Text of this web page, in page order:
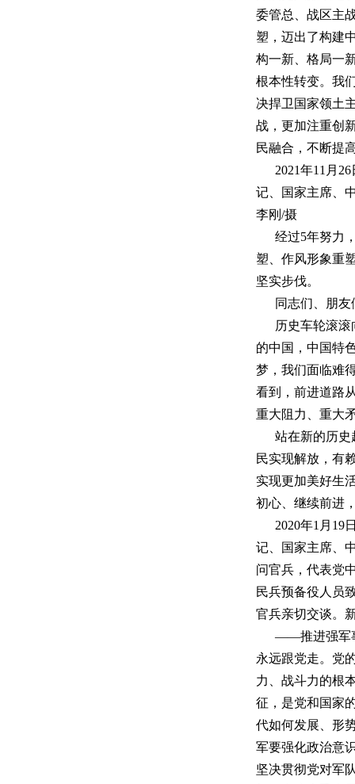
委管总、战区主
塑，迈出了构建
构一新、格局一
根本性转变。我
决捍卫国家领土
战，更加注重创
民融合，不断提
2021年11月
记、国家主席、
李刚/摄
经过5年努力
塑、作风形象重
坚实步伐。
同志们、朋友
历史车轮滚
的中国，中国特
梦，我们面临难
看到，前进道路
重大阻力、重大
站在新的历
民实现解放，有
实现更加美好生
初心、继续前进
2020年1月19
记、国家主席、
问官兵，代表党
民兵预备役人员
官兵亲切交谈。
——推进强军
永远跟党走。党
力、战斗力的根
征，是党和国家
代如何发展、形
军要强化政治意
坚决贯彻党对军